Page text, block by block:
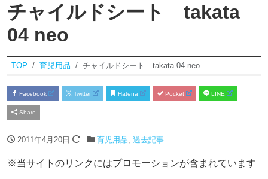
チャイルドシート takata
04 neo
TOP 育児用品 チャイルドシート takata 04 neo
Facebook Twitter Hatena Pocket LINE
Share
2011年4月20日 育児用品 過去記事
※当サイトのリンクにはプロモーションが含まれています